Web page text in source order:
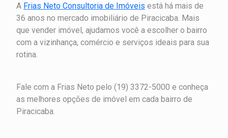
A Frias Neto Consultoria de Imóveis está há mais de
36 anos no mercado imobiliário de Piracicaba. Mais
que vender imóvel, ajudamos você a escolher o bairro
com a vizinhança, comércio e serviços ideais para sua
rotina.
Fale com a Frias Neto pelo (19) 3372-5000 e conheça
as melhores opções de imóvel em cada bairro de
Piracicaba.